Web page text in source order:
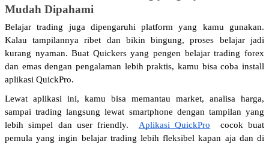
Mudah Dipahami
Belajar trading juga dipengaruhi platform yang kamu gunakan.
Kalau tampilannya ribet dan bikin bingung, proses belajar jadi
kurang nyaman. Buat Quickers yang pengen belajar trading forex
dan emas dengan pengalaman lebih praktis, kamu bisa coba install
aplikasi QuickPro.
Lewat aplikasi ini, kamu bisa memantau market, analisa harga,
sampai trading langsung lewat smartphone dengan tampilan yang
lebih simpel dan user friendly.
Aplikasi QuickPro
cocok buat
pemula yang ingin belajar trading lebih fleksibel kapan aja dan di